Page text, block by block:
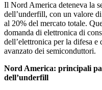
Il Nord America deteneva la
dell’underfill, con un valore
al 20% del mercato totale.
domanda di elettronica di
dell’elettronica per la difesa
avanzato dei semiconduttori.
Nord America: principali
dell’underfill